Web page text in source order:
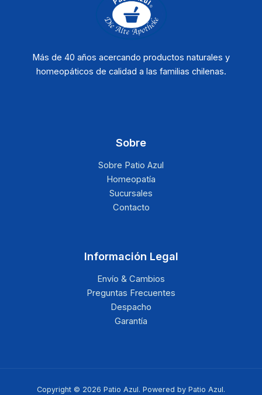
Más de 40 años acercando productos naturales y
homeopáticos de calidad a las familias chilenas.
Sobre
Sobre Patio Azul
Homeopatía
Sucursales
Contacto
Información Legal
Envío & Cambios
Preguntas Frecuentes
Despacho
Garantía
Copyright © 2026 Patio Azul. Powered by Patio Azul.